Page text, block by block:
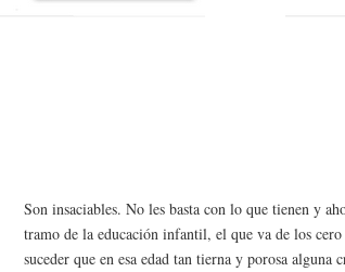
​Son insaciables. No les basta con lo que tienen y
tramo de la educación infantil, el que va de los
suceder que en esa edad tan tierna y porosa alguna